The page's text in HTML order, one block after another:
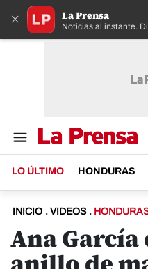
× La Prensa
Noticias al instante.
LO ÚLTIMO HONDURAS
INICIO . VIDEOS .
Ana